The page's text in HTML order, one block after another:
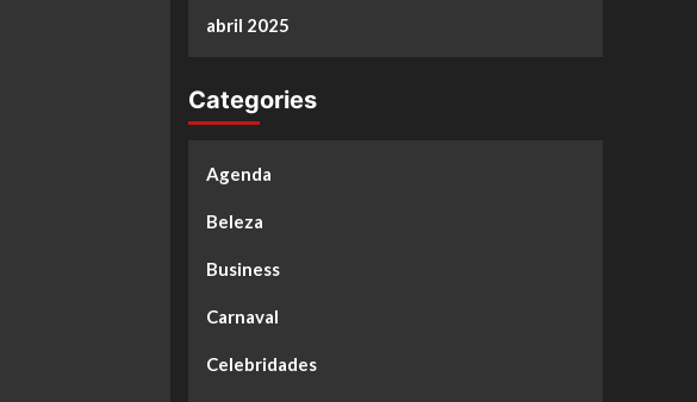
abril 2025
Categories
Agenda
Beleza
Business
Carnaval
Celebridades